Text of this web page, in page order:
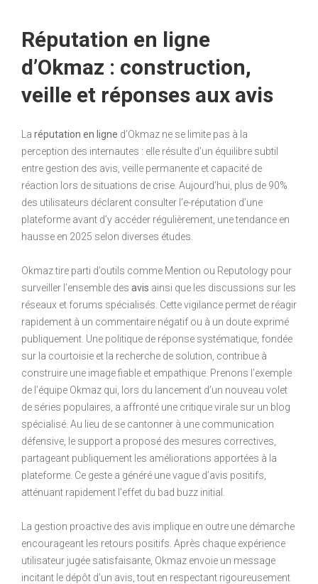
Réputation en ligne
d’Okmaz : construction,
veille et réponses aux avis
La réputation en ligne d’Okmaz ne se limite pas à la
perception des internautes : elle résulte d’un équilibre subtil
entre gestion des avis, veille permanente et capacité de
réaction lors de situations de crise. Aujourd’hui, plus de 90%
des utilisateurs déclarent consulter l’e-réputation d’une
plateforme avant d’y accéder régulièrement, une tendance en
hausse en 2025 selon diverses études.
Okmaz tire parti d’outils comme Mention ou Reputology pour
surveiller l’ensemble des avis ainsi que les discussions sur les
réseaux et forums spécialisés. Cette vigilance permet de réagir
rapidement à un commentaire négatif ou à un doute exprimé
publiquement. Une politique de réponse systématique, fondée
sur la courtoisie et la recherche de solution, contribue à
construire une image fiable et empathique. Prenons l’exemple
de l’équipe Okmaz qui, lors du lancement d’un nouveau volet
de séries populaires, a affronté une critique virale sur un blog
spécialisé. Au lieu de se cantonner à une communication
défensive, le support a proposé des mesures correctives,
partageant publiquement les améliorations apportées à la
plateforme. Ce geste a généré une vague d’avis positifs,
atténuant rapidement l’effet du bad buzz initial.
La gestion proactive des avis implique en outre une démarche
encourageant les retours positifs. Après chaque expérience
utilisateur jugée satisfaisante, Okmaz envoie un message
incitant le dépôt d’un avis, tout en respectant rigoureusement